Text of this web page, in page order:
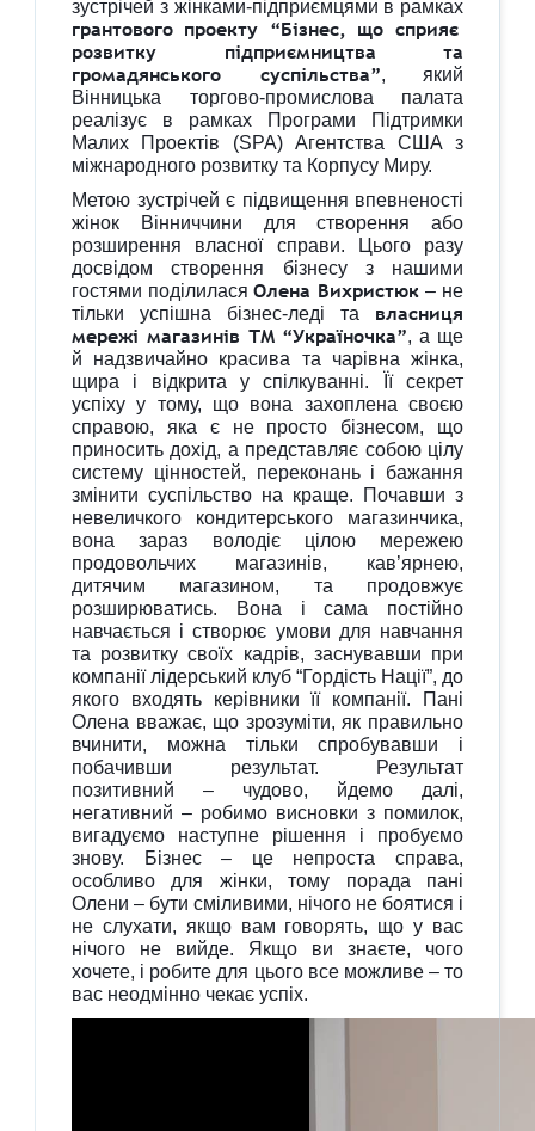
зустрічей з жінками-підприємцями в рамках
грантового проекту “Бізнес, що сприяє
розвитку підприємництва та
громадянського суспільства”, який
Вінницька торгово-промислова палата
реалізує в рамках Програми Підтримки
Малих Проектів (SPA) Агентства США з
міжнародного розвитку та Корпусу Миру.
Метою зустрічей є підвищення впевненості
жінок
Вінниччини для створення або
розширення власної справи. Цього разу
досвідом створення бізнесу з нашими
гостями поділиласяОлена Вихристюк– не
тільки успішна бізнес-леді та власниця
мережі магазинів ТМ “Україночка”, а ще
й надзвичайно красива та чарівна жінка,
щира і відкрита у спілкуванні. Її секрет
успіху у тому, що вона захоплена своєю
справою, яка є не просто бізнесом, що
приносить дохід, а представляє собою цілу
систему цінностей, переконань і бажання
змінити суспільство на краще. Почавши з
невеличкого кондитерського магазинчика,
вона зараз володіє цілою мережею
продовольчих магазинів, кав’ярнею,
дитячим магазином, та продовжує
розширюватись. Вона і сама постійно
навчається і створює умови для навчання
та розвитку своїх кадрів, заснувавши при
компанії лідерський клуб “Гордість Нації”, до
якого входять керівники її компанії. Пані
Олена вважає, що зрозуміти, як правильно
вчинити, можна тільки спробувавши і
побачивши результат. Результат
позитивний – чудово, йдемо далі,
негативний – робимо висновки з помилок,
вигадуємо наступне рішення і пробуємо
знову. Бізнес – це непроста справа,
особливо для жінки, тому порада пані
Олени – бути сміливими, нічого не боятися і
не слухати, якщо вам говорять, що у вас
нічого не вийде. Якщо ви знаєте, чого
хочете, і робите для цього все можливе – то
вас неодмінно чекає успіх.